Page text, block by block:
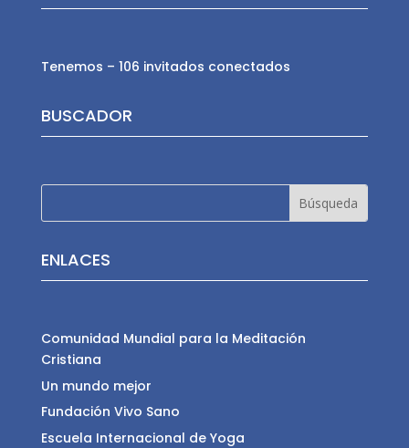
Tenemos – 106 invitados conectados
BUSCADOR
ENLACES
Comunidad Mundial para la Meditación
Cristiana
Un mundo mejor
Fundación Vivo Sano
Escuela Internacional de Yoga